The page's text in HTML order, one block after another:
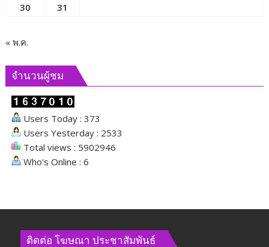
30
31
« พ.ค.
จำนวนผู้ชม
Users Today : 373
Users Yesterday : 2533
Total views : 5902946
Who's Online : 6
ติดต่อ​ โฆษณา​ ประชาสัมพันธ์